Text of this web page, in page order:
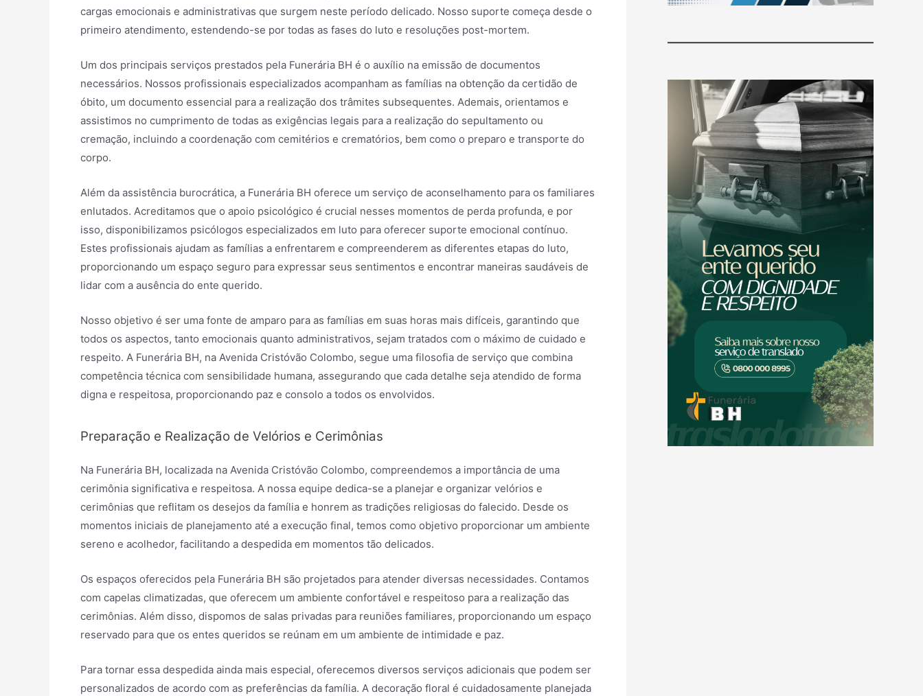
cargas emocionais e administrativas que surgem neste período delicado. Nosso suporte começa desde o
primeiro atendimento, estendendo-se por todas as fases do luto e resoluções post-mortem.
Um dos principais serviços prestados pela Funerária BH é o auxílio na emissão de documentos
necessários. Nossos profissionais especializados acompanham as famílias na obtenção da certidão de
óbito, um documento essencial para a realização dos trâmites subsequentes. Ademais, orientamos e
assistimos no cumprimento de todas as exigências legais para a realização do sepultamento ou
cremação, incluindo a coordenação com cemitérios e crematórios, bem como o preparo e transporte do
corpo.
Além da assistência burocrática, a Funerária BH oferece um serviço de aconselhamento para os familiares
enlutados. Acreditamos que o apoio psicológico é crucial nesses momentos de perda profunda, e por
isso, disponibilizamos psicólogos especializados em luto para oferecer suporte emocional contínuo.
Estes profissionais ajudam as famílias a enfrentarem e compreenderem as diferentes etapas do luto,
proporcionando um espaço seguro para expressar seus sentimentos e encontrar maneiras saudáveis de
lidar com a ausência do ente querido.
Nosso objetivo é ser uma fonte de amparo para as famílias em suas horas mais difíceis, garantindo que
todos os aspectos, tanto emocionais quanto administrativos, sejam tratados com o máximo de cuidado e
respeito. A Funerária BH, na Avenida Cristóvão Colombo, segue uma filosofia de serviço que combina
competência técnica com sensibilidade humana, assegurando que cada detalhe seja atendido de forma
digna e respeitosa, proporcionando paz e consolo a todos os envolvidos.
Preparação e Realização de Velórios e Cerimônias
Na Funerária BH, localizada na Avenida Cristóvão Colombo, compreendemos a importância de uma
cerimônia significativa e respeitosa. A nossa equipe dedica-se a planejar e organizar velórios e
cerimônias que reflitam os desejos da família e honrem as tradições religiosas do falecido. Desde os
momentos iniciais de planejamento até a execução final, temos como objetivo proporcionar um ambiente
sereno e acolhedor, facilitando a despedida em momentos tão delicados.
Os espaços oferecidos pela Funerária BH são projetados para atender diversas necessidades. Contamos
com capelas climatizadas, que oferecem um ambiente confortável e respeitoso para a realização das
cerimônias. Além disso, dispomos de salas privadas para reuniões familiares, proporcionando um espaço
reservado para que os entes queridos se reúnam em um ambiente de intimidade e paz.
Para tornar essa despedida ainda mais especial, oferecemos diversos serviços adicionais que podem ser
personalizados de acordo com as preferências da família. A decoração floral é cuidadosamente planejada